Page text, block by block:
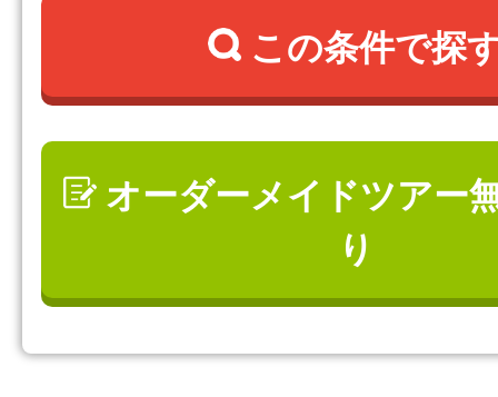
この条件で探
オーダーメイドツアー
り